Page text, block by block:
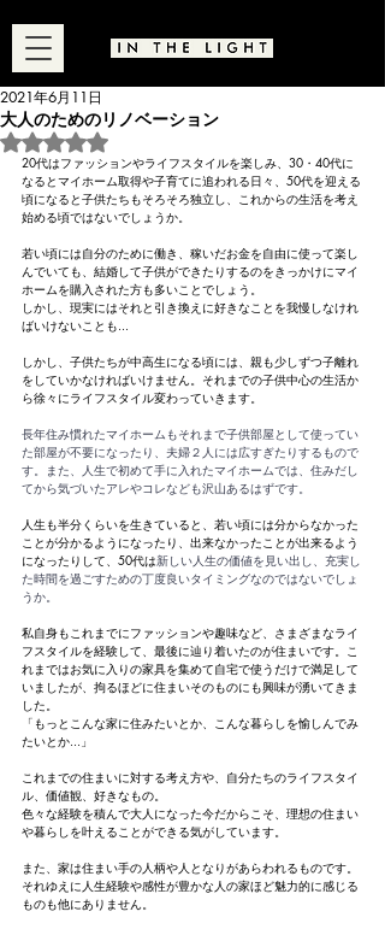
大人のためのリノベーション
2021年6月11日
5つ星のうちNaNと評価されています。
20代はファッションやライフスタイルを楽しみ、30・40代に
なるとマイホーム取得や子育てに追われる日々、50代を迎える
頃になると子供たちもそろそろ独立し、これからの生活を考え
始める頃ではないでしょうか。
若い頃には自分のために働き、稼いだお金を自由に使って楽し
んでいても、結婚して子供ができたりするのをきっかけにマイ
ホームを購入された方も多いことでしょう。
しかし、現実にはそれと引き換えに好きなことを我慢しなけれ
ばいけないことも...
しかし、子供たちが中高生になる頃には、親も少しずつ子離れ
をしていかなければいけません。それまでの子供中心の生活か
ら徐々にライフスタイル変わっていきます。
長年住み慣れたマイホームもそれまで子供部屋として使ってい
た部屋が不要になったり、夫婦２人には広すぎたりするもので
す。また、人生で初めて手に入れたマイホームでは、住みだし
てから気づいたアレやコレなども沢山あるはずです。
人生も半分くらいを生きていると、若い頃には分からなかった
ことが分かるようになったり、出来なかったことが出来るよう
になったりして、50代は新しい人生の価値を見い出し、充実し
た時間を過ごすための丁度良いタイミングなのではないでしょ
うか。
私自身もこれまでにファッションや趣味など、さまざまなライ
フスタイルを経験して、最後に辿り着いたのが住まいです。こ
れまではお気に入りの家具を集めて自宅で使うだけで満足して
いましたが、拘るほどに住まいそのものにも興味が湧いてきま
した。
「もっとこんな家に住みたいとか、こんな暮らしを愉しんでみ
たいとか...」
これまでの住まいに対する考え方や、自分たちのライフスタイ
ル、価値観、好きなもの。
色々な経験を積んで大人になった今だからこそ、理想の住まい
や暮らしを叶えることができる気がしています。
また、家は住まい手の人柄や人となりがあらわれるものです。
それゆえに人生経験や感性が豊かな人の家ほど魅力的に感じる
ものも他にありません。